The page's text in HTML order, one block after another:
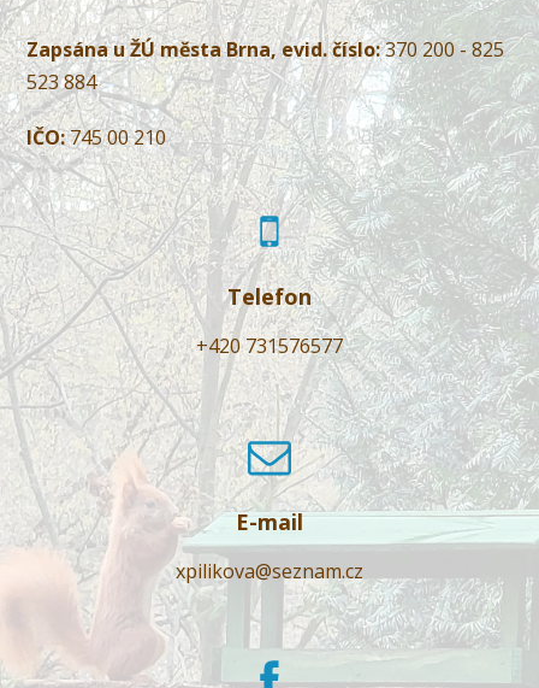
Zapsána u ŽÚ města Brna, evid. číslo:370 200 - 825
523 884
IČO:745 00 210
Telefon
+420 731576577
E-mail
xpilikova@seznam.cz